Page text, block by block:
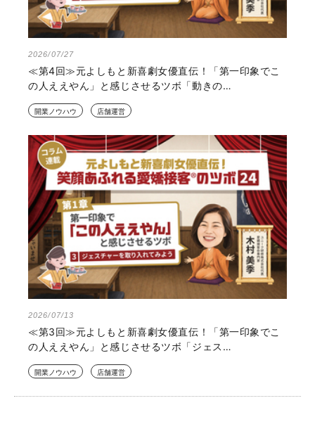
2026/07/27
≪第4回≫元よしもと新喜劇女優直伝！「第一印象でこ
の人ええやん」と感じさせるツボ「動きの…
開業ノウハウ 店舗運営
2026/07/13
≪第3回≫元よしもと新喜劇女優直伝！「第一印象でこ
の人ええやん」と感じさせるツボ「ジェス…
開業ノウハウ 店舗運営